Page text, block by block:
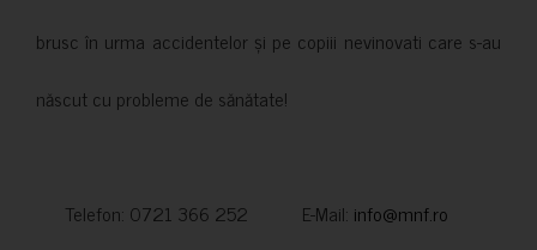
brusc în urma accidentelor și pe copiii nevinovati care s-au
născut cu probleme de sănătate!
Telefon: 0721 366 252 E-Mail: info@mnf.ro